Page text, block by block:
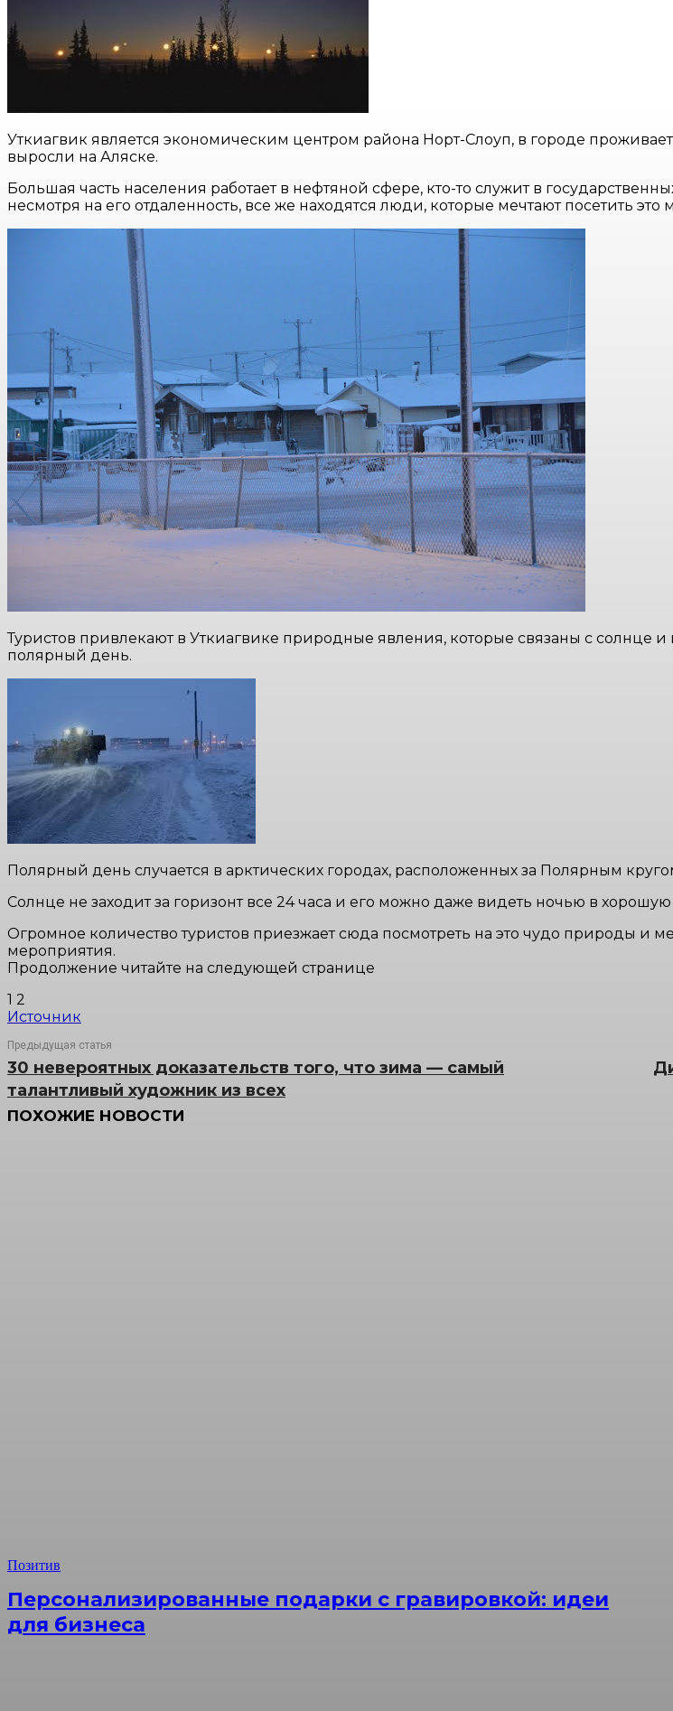
Уткиагвик является экономическим центром района Норт-Слоуп, в городе
выросли на Аляске.
Большая часть населения работает в нефтяной сфере, кто-то служит в
несмотря на его отдаленность, все же находятся люди, которые мечтают посетить это
Туристов привлекают в Уткиагвике природные явления, которые связаны с
полярный день.
Полярный день случается в арктических городах, расположенных за Полярным
Солнце не заходит за горизонт все 24 часа и его можно даже видеть ночью в
Огромное количество туристов приезжает сюда посмотреть на это чудо природы и
мероприятия.
Продолжение читайте на следующей странице
1 2
Источник
Предыдущая статья
30 невероятных доказательств того, что зима — самый
талантливый художник из всех
ПОХОЖИЕ НОВОСТИ
Позитив
Персонализированные подарки с гравировкой: идеи
для бизнеса